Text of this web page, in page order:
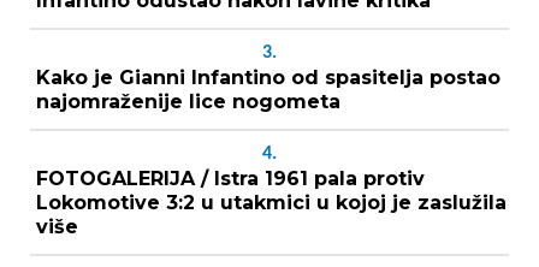
3.
Kako je Gianni Infantino od spasitelja postao
najomraženije lice nogometa
4.
FOTOGALERIJA / Istra 1961 pala protiv
Lokomotive 3:2 u utakmici u kojoj je zaslužila
više